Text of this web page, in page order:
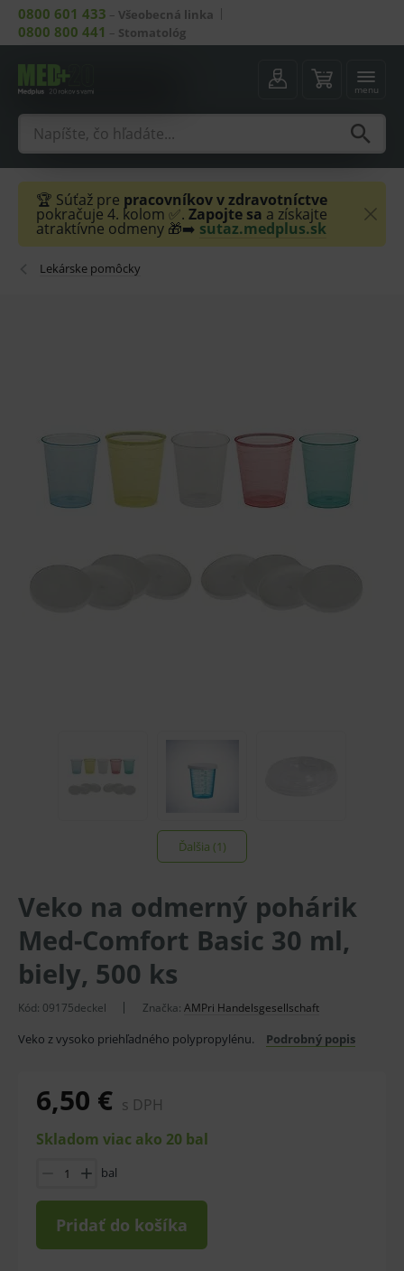
0800 601 433 – Všeobecná linka
0800 800 441 – Stomatológ
menu
🏆 Súťaž pre pracovníkov v zdravotníctve
pokračuje 4. kolom ✅. Zapojte sa a získajte
atraktívne odmeny 🎁➡️ sutaz.medplus.sk
Lekárske pomôcky
Ďalšia (1)
Veko na odmerný pohárik
Med-Comfort Basic 30 ml,
biely, 500 ks
Kód: 09175deckel Značka: AMPri Handelsgesellschaft
Veko z vysoko priehľadného polypropylénu. Podrobný popis
6,50 € s DPH
Skladom viac ako 20 bal
bal
Pridať do košíka